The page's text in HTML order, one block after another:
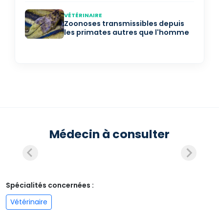
VÉTÉRINAIRE
Zoonoses transmissibles depuis
les primates autres que l'homme
Médecin à consulter
Spécialités concernées :
Vétérinaire